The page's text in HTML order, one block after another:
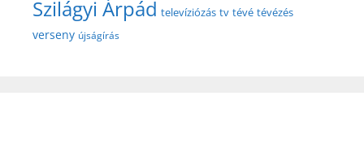
Szilágyi Árpád televíziózás tv tévé tévézés
verseny újságírás